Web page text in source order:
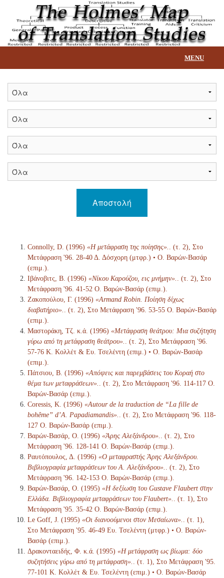
MENU
Αρχική
Τίτλοι
Επικοινωνία
Αποστολή
Connolly, D. (1996) «Η μετάφραση της ποίησης».
. (τ. 2), Στο
Μετάφραση '96. 28-40 Δ. Δόσχορη (μτφρ.) • Ο. Βαρών-Βασάρ
(επιμ.).
Ιβάνοβιτς, Β. (1996) «Νίκου Καρούζου, εις μνήμην».
. (τ. 2), Στο
Μετάφραση '96. 41-52 Ο. Βαρών-Βασάρ (επιμ.).
Ζακοπούλου, Γ. (1996) «Armand Robin. Ποίηση δίχως
διαβατήριο».
. (τ. 2), Στο Μετάφραση '96. 53-55 Ο. Βαρών-Βασάρ
(επιμ.).
Μαστοράκη, Τζ. κ.ά. (1996) «Μετάφραση θεάτρου: Μια συζήτηση
γύρω από τη μετάφραση θεάτρου».
. (τ. 2), Στο Μετάφραση '96.
57-76 Κ. Κολλέτ & Ευ. Τσελέντη (επιμ.) • Ο. Βαρών-Βασάρ
(επιμ.).
Πάτσιου, Β. (1996) «Απόψεις και παρεμβάσεις του Κοραή στο
θέμα των μεταφράσεων».
. (τ. 2), Στο Μετάφραση '96. 114-117 Ο.
Βαρών-Βασάρ (επιμ.).
Coressis, Κ. (1996) «Autour de la traduction de “La fille de
bohême” d’A. Papadiamandis».
. (τ. 2), Στο Μετάφραση '96. 118-
127 Ο. Βαρών-Βασάρ (επιμ.).
Βαρών-Βασάρ, Ο. (1996) «Άρης Αλεξάνδρου».
. (τ. 2), Στο
Μετάφραση '96. 128-141 Ο. Βαρών-Βασάρ (επιμ.).
Ραυτόπουλος, Δ. (1996) «Ο μεταφραστής Άρης Αλεξάνδρου.
Βιβλιογραφία μεταφράσεων του Α. Αλεξάνδρου».
. (τ. 2), Στο
Μετάφραση '96. 142-153 Ο. Βαρών-Βασάρ (επιμ.).
Βαρών-Βασάρ, Ο. (1995) «Η δεξίωση του Gustave Flaubert στην
Ελλάδα. Βιβλιογραφία μεταφράσεων του Flaubert».
. (τ. 1), Στο
Μετάφραση '95. 35-42 Ο. Βαρών-Βασάρ (επιμ.).
Le Goff, J. (1995) «Οι διανοούμενοι στον Μεσαίωνα».
. (τ. 1),
Στο Μετάφραση '95. 46-49 Ευ. Τσελέντη (μτφρ.) • Ο. Βαρών-
Βασάρ (επιμ.).
Δρακονταειδής, Φ. κ.ά. (1995) «Η μετάφραση ως βίωμα: δύο
συζητήσεις γύρω από τη μετάφραση».
. (τ. 1), Στο Μετάφραση '95.
77-101 Κ. Κολλέτ & Ευ. Τσελέντη (επιμ.) • Ο. Βαρών-Βασάρ